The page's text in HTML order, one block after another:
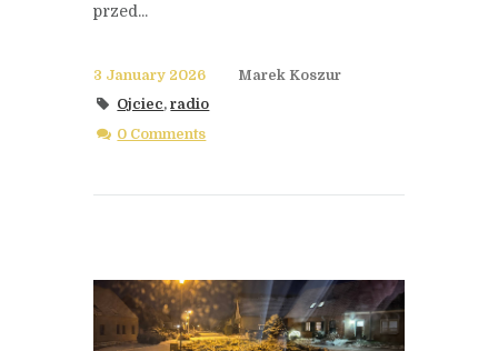
przed...
3 January 2026
Marek Koszur
Ojciec,radio
0 Comments